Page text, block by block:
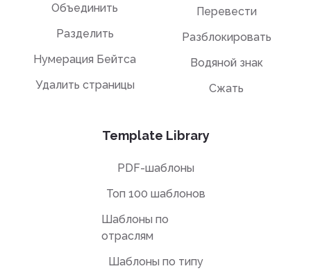
Объединить
Разделить
Нумерация Бейтса
Удалить страницы
Перевести
Разблокировать
Водяной знак
Сжать
Template Library
PDF-шаблоны
Топ 100 шаблонов
Шаблоны по
отраслям
Шаблоны по типу